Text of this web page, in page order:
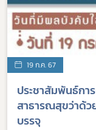
19 ก.ค. 67
ประชาสัมพันธ์กา
สาธารณสุขว่าด้ว
บรรจุ